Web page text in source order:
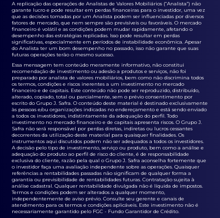
A replicação das operações de Analistas de Valores Mobiliários (“Analista”) não
garante lucro e pode resultar em perdas financeiras para o investidor, uma vez
que as decisões tomadas por um Analista podem ser influenciadas por diversos
fatores de mercado, que nem sempre são previsíveis ou favoráveis. O mercado
financeiro é volátil e as condições podem mudar rapidamente, afetando o
desempenho das estratégias replicadas. Isso pode resultar em perdas
significativas, especialmente em períodos de instabilidade econômica. Apesar
do Analista ter um bom desempenho no passado, isso não garante que suas
futuras operações terão o mesmo sucesso.
Essa mensagem tem conteúdo meramente informativo, não constitui
recomendação de investimento ou adesão a produtos e serviços, não foi
preparado por analista de valores mobiliários, bem como não discrimina todos
os termos, condições e riscos inerentes a um investimento no mercado
financeiro e de capitais. Este conteúdo não pode ser reproduzido, distribuído,
alterado, copiado, total ou parcialmente, sem o prévio consentimento por
escrito do Grupo J. Safra. O conteúdo deste material é destinado exclusivamente
às pessoas e/ou organizações indicadas no endereçamento e está sendo enviado
a todos os investidores, indistintamente da adequação do perfil. Todo
investimento no mercado financeiro e de capitais apresenta riscos. O Grupo J.
Safra não será responsável por perdas diretas, indiretas ou lucros cessantes
decorrentes da utilização deste material para quaisquer finalidades. Os
instrumentos aqui discutidos podem não ser adequados a todos os investidores.
A decisão pelo tipo de investimento, serviço ou produto, bem como a análise e
adequação do produto ao perfil de risco do cliente, é de responsabilidade
exclusiva do cliente, razão pela qual o Grupo J. Safra aconselha fortemente que
o investidor faça uma avaliação independente sobre as operações. Quaisquer
referências a rentabilidades passadas não significam de qualquer forma a
garantia ou previsibilidade de rentabilidades futuras. Contratação sujeita à
análise cadastral. Qualquer rentabilidade divulgada não é líquida de impostos.
Termos e condições podem ser alterados a qualquer momento,
independentemente de aviso prévio. Consulte seu gerente e canais de
atendimento para os termos e condições aplicáveis. Este investimento não é
necessariamente garantido pelo FGC - Fundo Garantidor de Crédito.